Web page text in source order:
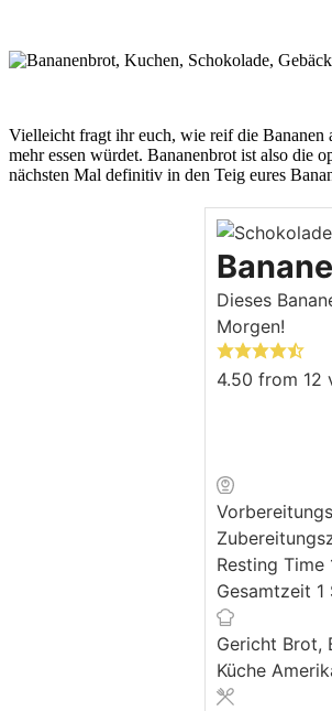
Vielleicht fragt ihr euch, wie reif die Bananen
mehr essen würdet. Bananenbrot ist also die
nächsten Mal definitiv in den Teig eures
Dieses
Morgen!
4.50 from 12
Resting Time
Gesamtzeit 1
Gericht Brot,
Küche